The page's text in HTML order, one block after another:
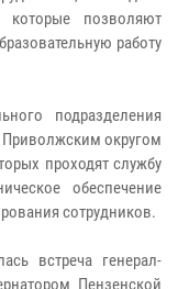
которые позволяют
работу
подразделения
округом
проходят службу
обеспечение
сотрудников.
встреча генерал-
Пензенской